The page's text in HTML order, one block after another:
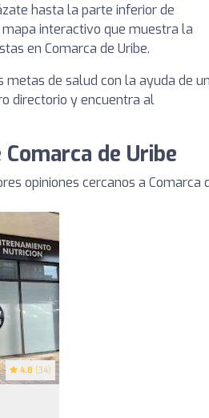
hasta la parte inferior de
interactivo que muestra la
en Comarca de Uribe.
metas de salud con la ayuda de un
directorio y encuentra al
de Uribe
opiniones cercanos a Comarca
4.8 (34)